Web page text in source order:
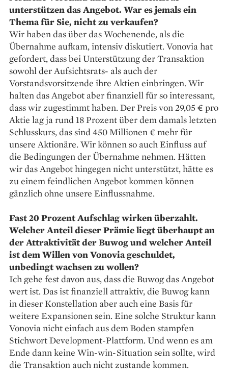
unterstützen das Angebot. War es jemals ein
Thema für Sie, nicht zu verkaufen?
Wir haben das über das Wochenende, als die
Übernahme aufkam, intensiv diskutiert. Vonovia hat
gefordert, dass bei Unterstützung der Transaktion
sowohl der Aufsichtsrats- als auch der
Vorstandsvorsitzende ihre Aktien einbringen. Wir
halten das Angebot aber finanziell für so interessant,
dass wir zugestimmt haben. Der Preis von 29,05 € pro
Aktie lag ja rund 18 Prozent über dem damals letzten
Schlusskurs, das sind 450 Millionen € mehr für
unsere Aktionäre. Wir können so auch Einfluss auf
die Bedingungen der Übernahme nehmen. Hätten
wir das Angebot hingegen nicht unterstützt, hätte es
zu einem feindlichen Angebot kommen können
gänzlich ohne unsere Einflussnahme.
Fast 20 Prozent Aufschlag wirken überzahlt.
Welcher Anteil dieser Prämie liegt überhaupt an
der Attraktivität der Buwog und welcher Anteil
ist dem Willen von Vonovia geschuldet,
unbedingt wachsen zu wollen?
Ich gehe fest davon aus, dass die Buwog das Angebot
wert ist. Das ist finanziell attraktiv, die Buwog kann
in dieser Konstellation aber auch eine Basis für
weitere Expansionen sein. Eine solche Struktur kann
Vonovia nicht einfach aus dem Boden stampfen
Stichwort Development-Plattform. Und wenn es am
Ende dann keine Win-win-Situation sein sollte, wird
die Transaktion auch nicht zustande kommen.